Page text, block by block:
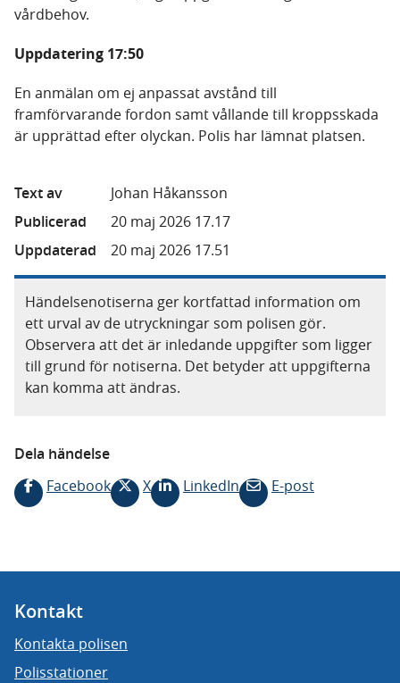
vårdbehov.
Uppdatering 17:50
En anmälan om ej anpassat avstånd till
framförvarande fordon samt vållande till kroppsskada
är upprättad efter olyckan. Polis har lämnat platsen.
Text av
Johan Håkansson
Publicerad
20 maj 2026 17.17
Uppdaterad
20 maj 2026 17.51
Händelsenotiserna ger kortfattad information om
ett urval av de utryckningar som polisen gör.
Observera att det är inledande uppgifter som ligger
till grund för notiserna. Det betyder att uppgifterna
kan komma att ändras.
Dela händelse
Facebook
X LinkedIn E-post
Kontakt
Kontakta polisen
Polisstationer